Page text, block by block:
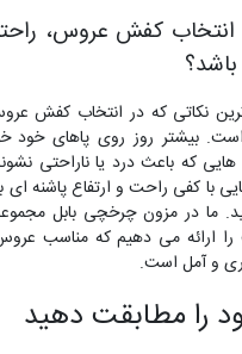
انتخاب کفش عروس،
نکاتی که در انتخاب کفش
بیشتر روز روی پاهای خود
که باعث درد یا ناراحتی
با کفی راحت و ارتفاع پاشنه ای
ما در مزون چرخچی بابل
ارائه می دهیم که مناسب عروس
و آمل است.
را مطابقت دهید